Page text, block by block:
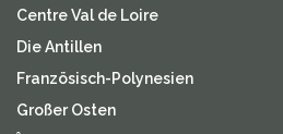
Centre Val de Loire
Die Antillen
Französisch-Polynesien
Großer Osten